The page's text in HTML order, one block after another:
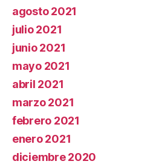
agosto 2021
julio 2021
junio 2021
mayo 2021
abril 2021
marzo 2021
febrero 2021
enero 2021
diciembre 2020